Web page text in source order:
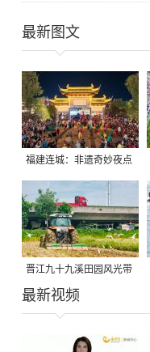
最新图文
福建连城：非遗奇妙夜点
亮夏夜
晋江九十九溪田园风光带
千亩早稻迎来成熟收割季
最新视频